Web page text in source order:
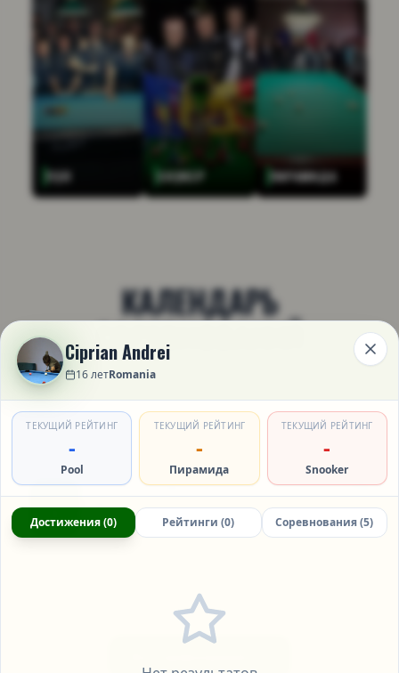
ПУЛ СНУКЕР ПИРАМИДА
КАЛЕНДАРЬ
СОРЕВНОВАНИЙ
ПредстоящиеАктивные / Завершенные
СЕН
5
Campionatul RM 2026, Pool-9,
etapa 6
ПРЕДСТОЯЩИЙ
Пул|
Ciprian Andrei
16летRomania
ТЕКУЩИЙ РЕЙТИНГ
-
Pool
ТЕКУЩИЙ РЕЙТИНГ
-
Пирамида
ТЕКУЩИЙ РЕЙТИНГ
-
Snooker
Достижения(0) Рейтинги (0) Соревнования(5)